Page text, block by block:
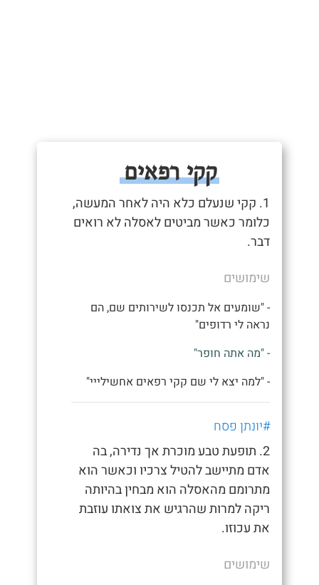
קקי רפאים
1. קקי שנעלם כלא היה לאחר המעשה,
כלומר כאשר מביטים לאסלה לא רואים
דבר.
שימושים
- "שומעים אל תכנסו לשירותים שם, הם
נראה לי רדופים"
- "מה אתה חופר"
- "למה יצא לי שם קקי רפאים אחשילייי"
#יונתן פסח
2. תופעת טבע מוכרת אך נדירה, בה
אדם מתיישב להטיל צרכיו וכאשר הוא
מתרומם מהאסלה הוא מבחין בהיותה
ריקה למרות שהרגיש את צואתו עוזבת
את עכוזו.
שימושים